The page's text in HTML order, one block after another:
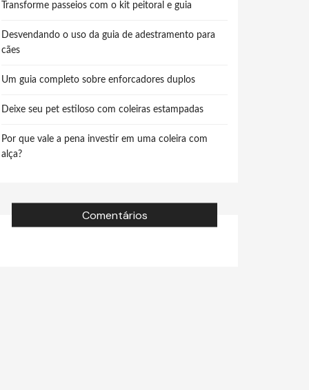
Transforme passeios com o kit peitoral e guia
Desvendando o uso da guia de adestramento para
cães
Um guia completo sobre enforcadores duplos
Deixe seu pet estiloso com coleiras estampadas
Por que vale a pena investir em uma coleira com
alça?
Comentários